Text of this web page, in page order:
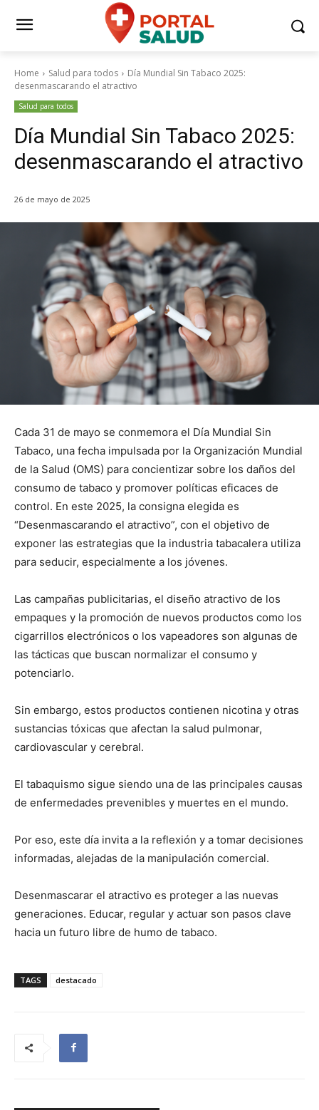
Home Salud para todos
Día Mundial Sin Tabaco 2025:
desenmascarando el atractivo
Salud para todos
Día Mundial Sin Tabaco 2025:
desenmascarando el atractivo
26 de mayo de 2025
Cada 31 de mayo se conmemora el Día Mundial Sin
Tabaco, una fecha impulsada por la Organización Mundial
de la Salud (OMS) para concientizar sobre los daños del
consumo de tabaco y promover políticas eficaces de
control. En este 2025, la consigna elegida es
“Desenmascarando el atractivo”, con el objetivo de
exponer las estrategias que la industria tabacalera utiliza
para seducir, especialmente a los jóvenes.
Las campañas publicitarias, el diseño atractivo de los
empaques y la promoción de nuevos productos como los
cigarrillos electrónicos o los vapeadores son algunas de
las tácticas que buscan normalizar el consumo y
potenciarlo.
Sin embargo, estos productos contienen nicotina y otras
sustancias tóxicas que afectan la salud pulmonar,
cardiovascular y cerebral.
El tabaquismo sigue siendo una de las principales causas
de enfermedades prevenibles y muertes en el mundo.
Por eso, este día invita a la reflexión y a tomar decisiones
informadas, alejadas de la manipulación comercial.
Desenmascarar el atractivo es proteger a las nuevas
generaciones. Educar, regular y actuar son pasos clave
hacia un futuro libre de humo de tabaco.
TAGS destacado